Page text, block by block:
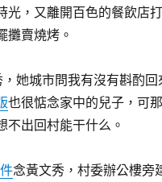
光，又離開百色的餐飲店
攤賣燒烤。
她城市問我有沒有斟酌
也很惦念家中的兒子，可
不出回村能干什么。
念黃文秀，村委辦公樓旁